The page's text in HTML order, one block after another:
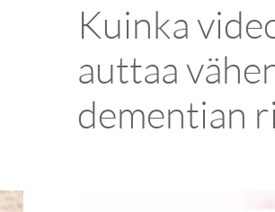
Kuinka
auttaa
dementian